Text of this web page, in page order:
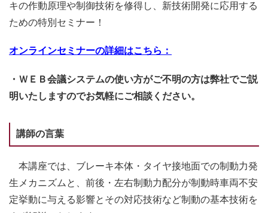
キの作動原理や制御技術を修得し、新技術開発に応用する
ための特別セミナー！
オンラインセミナーの詳細はこちら：
・ＷＥＢ会議システムの使い方がご不明の方は弊社でご説
明いたしますのでお気軽にご相談ください。
講師の言葉
本講座では、ブレーキ本体・タイヤ接地面での制動力発
生メカニズムと、前後・左右制動力配分が制動時車両不安
定挙動に与える影響とその対応技術など制動の基本技術を